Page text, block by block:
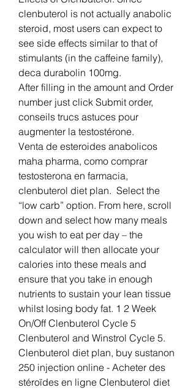
clenbuterol is not actually anabolic
steroid, most users can expect to
see side effects similar to that of
stimulants (in the caffeine family),
deca durabolin 100mg.
After filling in the amount and Order
number just click Submit order,
conseils trucs astuces pour
augmenter la testostérone.
Venta de esteroides anabolicos
maha pharma, como comprar
testosterona en farmacia,
clenbuterol diet plan.  Select the
“low carb” option. From here, scroll
down and select how many meals
you wish to eat per day – the
calculator will then allocate your
calories into these meals and
ensure that you take in enough
nutrients to sustain your lean tissue
whilst losing body fat. 1 2 Week
On/Off Clenbuterol Cycle 5
Clenbuterol and Winstrol Cycle 5.
Clenbuterol diet plan, buy sustanon
250 injection online - Acheter des
stéroïdes en ligne Clenbuterol diet